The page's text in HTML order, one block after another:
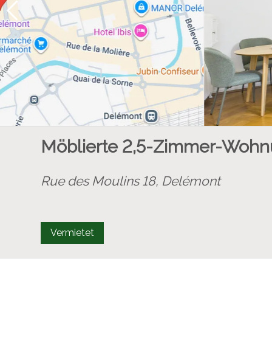
Möblierte 2,5-Zimmer-
Rue des Moulins 18, Delémont
Vermietet